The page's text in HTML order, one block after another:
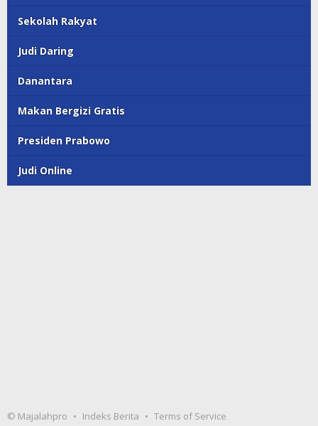
Sekolah Rakyat
Judi Daring
Danantara
Makan Bergizi Gratis
Presiden Prabowo
Judi Online
© Majalahpro Indeks Berita Terms of Service